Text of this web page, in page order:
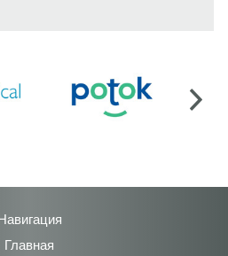
Главная